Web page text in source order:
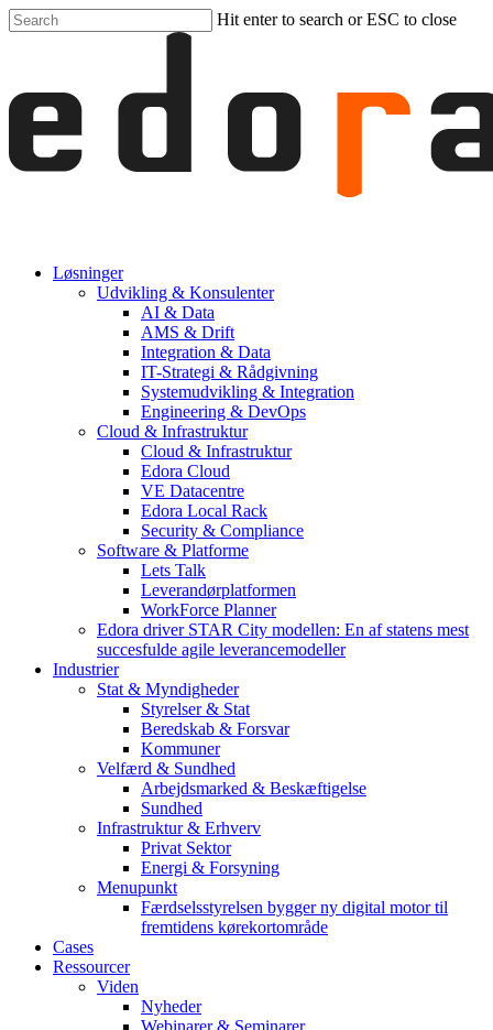
Skip
to
Hit enter to search or ESC to close
Løsninger
Udvikling & Konsulenter
AI & Data
AMS & Drift
Integration & Data
IT-Strategi & Rådgivning
Systemudvikling & Integration
Engineering & DevOps
Cloud & Infrastruktur
Cloud & Infrastruktur
Edora Cloud
VE Datacentre
Edora Local Rack
Security & Compliance
Software & Platforme
Lets Talk
Leverandørplatformen
WorkForce Planner
Edora driver STAR City modellen: En af statens mest
succesfulde agile leverancemodeller
Industrier
Stat & Myndigheder
Styrelser & Stat
Beredskab & Forsvar
Kommuner
Velfærd & Sundhed
Arbejdsmarked & Beskæftigelse
Sundhed
Infrastruktur & Erhverv
Privat Sektor
Energi & Forsyning
Menupunkt
Færdselsstyrelsen bygger ny digital motor til
fremtidens kørekortområde
Cases
Ressourcer
Viden
Nyheder
Webinarer & Seminarer